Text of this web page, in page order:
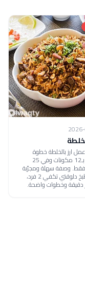
ارز بالخلطة خطوة
بخطوة بـ12 مكونات وفي 25
وصفة سهلة ومجرّبة
من مطبخ دلوقتي تكفي 2 فرد،
دقيقة وخطوات واضحة.